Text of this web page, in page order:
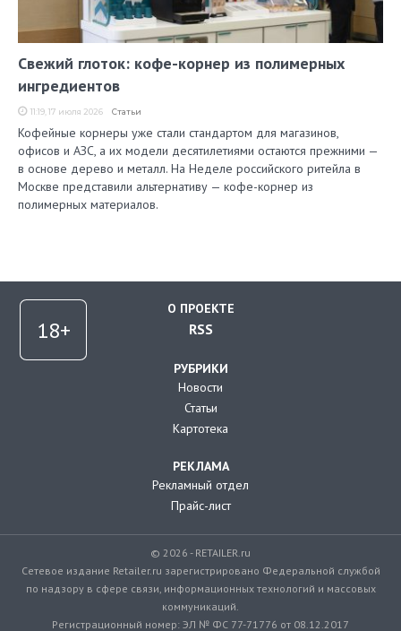
Свежий глоток: кофе-корнер из полимерных
ингредиентов
11:19, 17 июля 2026 Статьи
Кофейные корнеры уже стали стандартом для магазинов,
офисов и АЗС, а их модели десятилетиями остаются прежними —
в основе дерево и металл. На Неделе российского ритейла в
Москве представили альтернативу — кофе-корнер из
полимерных материалов.
О ПРОЕКТЕ
RSS
РУБРИКИ
Новости
Статьи
Картотека
РЕКЛАМА
Рекламный отдел
Прайс-лист
© 2026 - RETAILER.ru
Сетевое издание Retailer.ru зарегистрировано Федеральной службой
по надзору в сфере связи, информационных технологий и массовых
коммуникаций.
Регистрационный номер: ЭЛ № ФС 77-71776 от 08.12.2017